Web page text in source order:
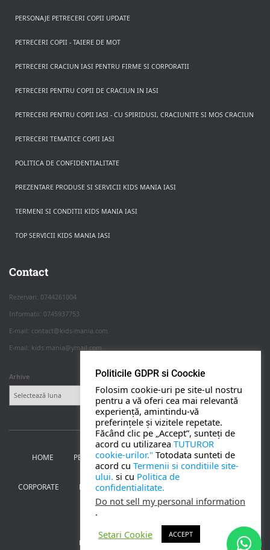
PERSONAJE PETRECERI COPII UPDATE
PETRECERI COPII - TAIERE DE MOT
PETRECERI CRACIUN IASI PENTRU FIRME SI CORPORATII
PETRECERI PENTRU COPII DE CRACIUN IN IASI
PETRECERI PENTRU COPII IASI - CU SPIRIDUSI, CRACIUNITE SI MOS CRACIUN
PETRECERI TEMATICE COPII IASI
POLITICA DE CONFIDENTIALITATE
PREZENTARE PRODUSE SI SERVICII KIDS MANIA IASI
TERMENI SI CONDITII KIDS MANIA IASI
TOP SERVICII KIDS MANIA IASI
Contact
Rezervari: 0744261004
Informatii: 0745937753
E-mail: contact@kids-mania.com
E-mail: kids.mania@ymail.com
Arhive
HOME PETRECERI PENTRU COPII NUNTA SI BOTEZ
CORPORATE BANCHETE MOȚ
Kids Mania Iasi Webmoon
Politicile GDPR si Coockie
Folosim cookie-uri pe site-ul nostru
pentru a vă oferi cea mai relevantă
experiență, amintindu-vă
preferințele și vizitele repetate.
Făcând clic pe „Accept”, sunteți de
acord cu utilizarea TUTUROR
cookie-urilor." Totodata sunteti de
acord cu Termenii si conditiile site-
ului. si cu Politica de
confidentialitate.
Do not sell my personal information
.
Setari Cookie
ACCEPT
Apasa pe o categorie ca sa vezi serviciile.
PETRECERI COPII
NUNTA
BANCHETE
CORPORATE
TOATE SERVICIILE